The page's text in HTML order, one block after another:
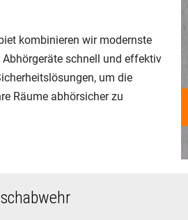
kombinieren wir modernste
schnell und effektiv
um die
Räume abhörsicher zu